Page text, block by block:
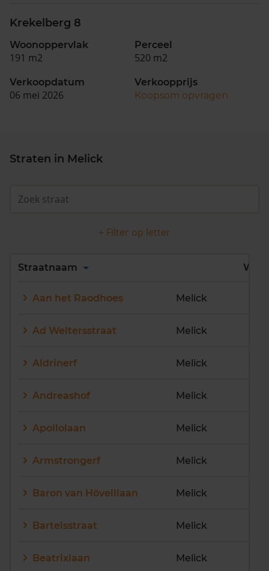
Krekelberg 8
Woonoppervlak
191 m2
Perceel
520 m2
Verkoopdatum
06 mei 2026
Verkoopprijs
Koopsom opvragen
Straten in Melick
+ Filter op letter
Alles
Q
R S U
Straatnaam Wijk
Aan het Raodhoes Melick
Ad Weltersstraat Melick
Aldrinerf Melick
Andreashof Melick
Apollolaan Melick
Armstrongerf Melick
Baron van Hövelllaan Melick
Bartelsstraat Melick
Beatrixlaan Melick